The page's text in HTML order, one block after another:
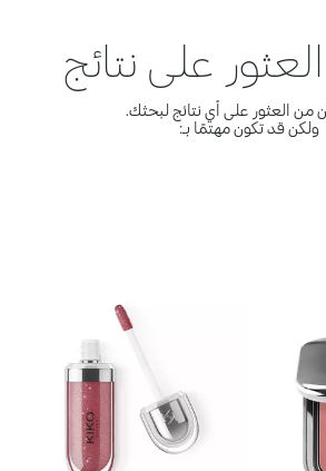
على نتائج
من العثور على أي نتائج لبحثك.
ولكن قد تكون مهتمًا بـ: